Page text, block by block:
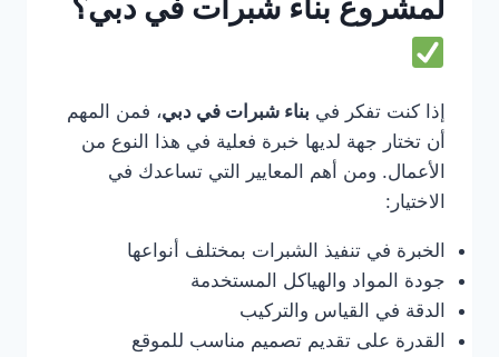
إذا كنت تفكر في بناء شبرات في دبي، فمن المهم
أن تختار جهة لديها خبرة فعلية في هذا النوع من
الأعمال. ومن أهم المعايير التي تساعدك في
الاختيار:
الخبرة في تنفيذ الشبرات بمختلف أنواعها
جودة المواد والهياكل المستخدمة
الدقة في القياس والتركيب
القدرة على تقديم تصميم مناسب للموقع